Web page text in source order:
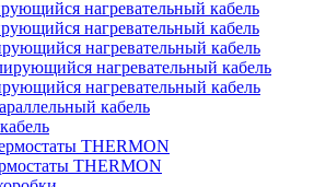
нагревательный кабель
нагревательный кабель
нагревательный кабель
нагревательный кабель
нагревательный кабель
кабель
THERMON
THERMON